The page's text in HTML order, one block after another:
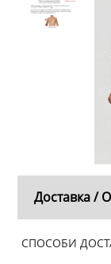
Доставка /
СПОСОБИ